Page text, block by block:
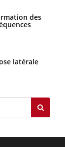
des
latérale